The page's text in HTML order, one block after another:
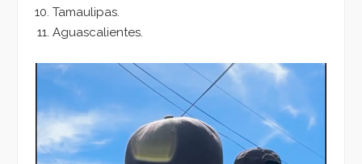
Tamaulipas.
Aguascalientes.
Reproductor
vídeo